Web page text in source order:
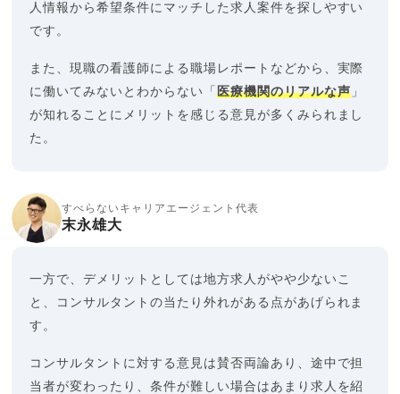
人情報から希望条件にマッチした求人案件を探しやすい
です。
また、現職の看護師による職場レポートなどから、実際
に働いてみないとわからない「 医療機関のリアルな声」
が知れることにメリットを感じる意見が多くみられまし
た。
すべらないキャリアエージェント代表
末永雄大
一方で、デメリットとしては地方求人がやや少ないこ
と、コンサルタントの当たり外れがある点があげられま
す。
コンサルタントに対する意見は賛否両論あり、途中で担
当者が変わったり、条件が難しい場合はあまり求人を紹